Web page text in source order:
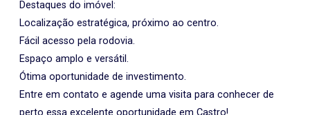
Destaques do imóvel:
Localização estratégica, próximo ao centro.
Fácil acesso pela rodovia.
Espaço amplo e versátil.
Ótima oportunidade de investimento.
Entre em contato e agende uma visita para conhecer de
perto essa excelente oportunidade em Castro!